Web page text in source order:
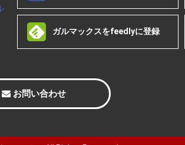
ガルマックスをfeedlyに登録
お問い合わせ